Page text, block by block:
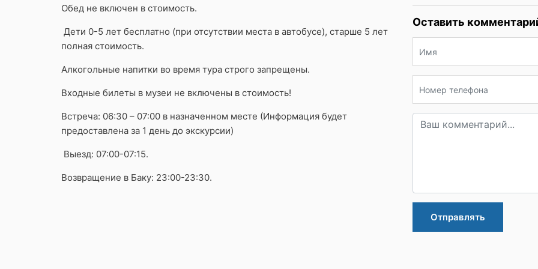
Обед не включен в стоимость.
Дети 0-5 лет бесплатно (при отсутствии места в автобусе), старше 5 лет
полная стоимость.
Алкогольные напитки во время тура строго запрещены.
Входные билеты в музеи не включены в стоимость!
Встреча: 06:30 – 07:00 в назначенном месте (Информация будет
предоставлена ​​за 1 день до экскурсии)
Выезд: 07:00-07:15.
Возвращение в Баку: 23:00-23:30.
Оставить
Отправлять